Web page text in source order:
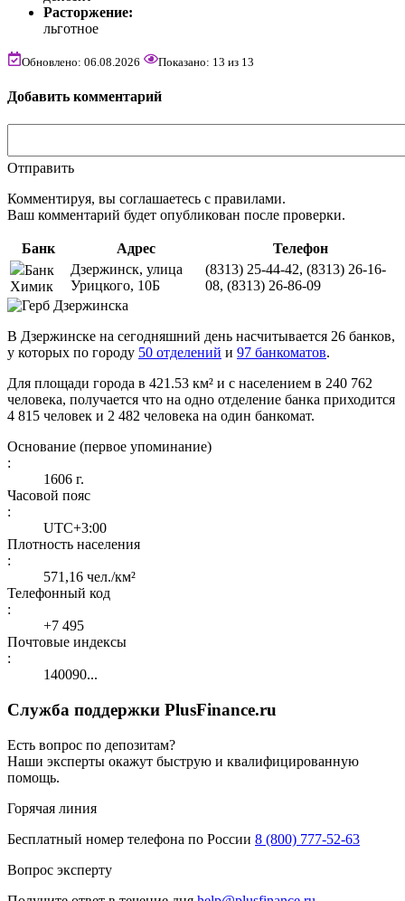
Расторжение:
льготное
Обновлено: 06.08.2026 Показано: 13 из 13
Добавить комментарий
Отправить
Комментируя, вы соглашаетесь c правилами.
Ваш комментарий будет опубликован после проверки.
Банк Адрес
Телефон
Банк
Химик
Дзержинск, улица
Урицкого, 10Б
(8313) 25-44-42, (8313) 26-16-
08, (8313) 26-86-09
В Дзержинске на сегодняшний день насчитывается 26 банков,
у которых по городу 50 отделений и 97 банкоматов.
Для площади города в 421.53 км² и с населением в 240 762
человека, получается что на одно отделение банка приходится
4 815 человек и 2 482 человека на один банкомат.
Основание (первое упоминание)
:
1606 г.
Часовой пояс
:
UTC+3:00
Плотность населения
:
571,16 чел./км²
Телефонный код
:
+7 495
Почтовые индексы
:
140090...
Служба поддержки PlusFinance.ru
Есть вопрос по депозитам?
Наши эксперты окажут быструю и квалифицированную
помощь.
Горячая линия
Бесплатный номер телефона по России 8 (800) 777-52-63
Вопрос эксперту